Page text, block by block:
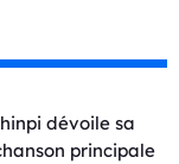
dévoile sa
principale